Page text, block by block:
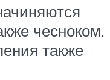
чесноком.
также